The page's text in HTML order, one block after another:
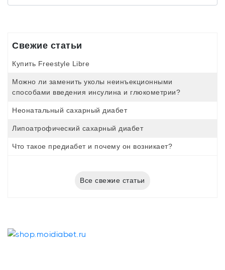
Свежие статьи
Купить Freestyle Libre
Можно ли заменить уколы неинъекционными
способами введения инсулина и глюкометрии?
Неонатальный сахарный диабет
Липоатрофический сахарный диабет
Что такое предиабет и почему он возникает?
Все свежие статьи